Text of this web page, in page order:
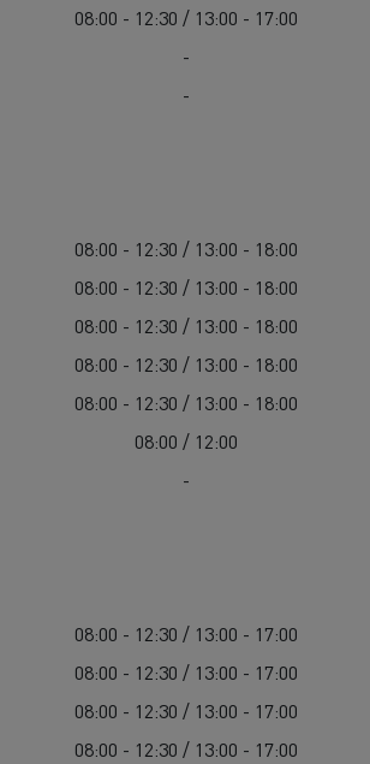
08:00 - 12:30 / 13:00 - 17:00
-
-
08:00 - 12:30 / 13:00 - 18:00
08:00 - 12:30 / 13:00 - 18:00
08:00 - 12:30 / 13:00 - 18:00
08:00 - 12:30 / 13:00 - 18:00
08:00 - 12:30 / 13:00 - 18:00
08:00 / 12:00
-
08:00 - 12:30 / 13:00 - 17:00
08:00 - 12:30 / 13:00 - 17:00
08:00 - 12:30 / 13:00 - 17:00
08:00 - 12:30 / 13:00 - 17:00